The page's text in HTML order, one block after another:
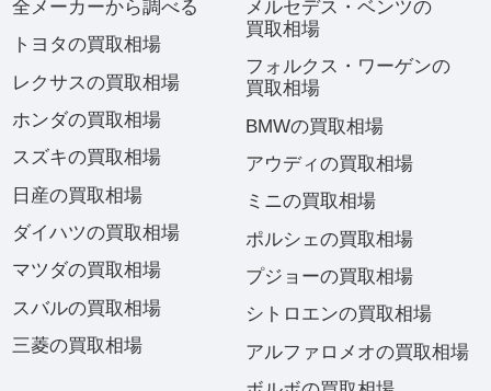
全メーカーから調べる
トヨタの買取相場
レクサスの買取相場
ホンダの買取相場
スズキの買取相場
日産の買取相場
ダイハツの買取相場
マツダの買取相場
スバルの買取相場
三菱の買取相場
メルセデス・ベンツの
買取相場
フォルクス・ワーゲンの
買取相場
BMWの買取相場
アウディの買取相場
ミニの買取相場
ポルシェの買取相場
プジョーの買取相場
シトロエンの買取相場
アルファロメオの買取相場